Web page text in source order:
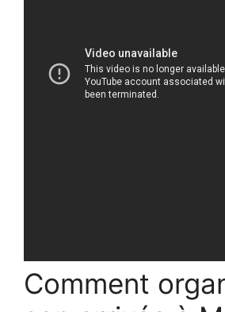
Comment